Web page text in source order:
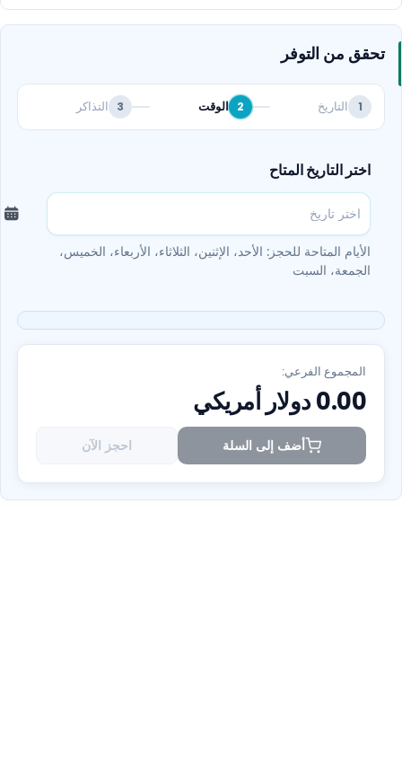
اصنع المزيج المثالي بين العشاء الفاخر والعروض الحية
تحقق من التوفر
1 التاريخ 2 الوقت 3 التذاكر
اختر التاريخ المتاح
الأيام المتاحة للحجز: الأحد، الإثنين، الثلاثاء، الأربعاء، الخميس،
الجمعة، السبت
المجموع الفرعي:
0.00دولار أمريكي
أضف إلى السلة احجز الآن